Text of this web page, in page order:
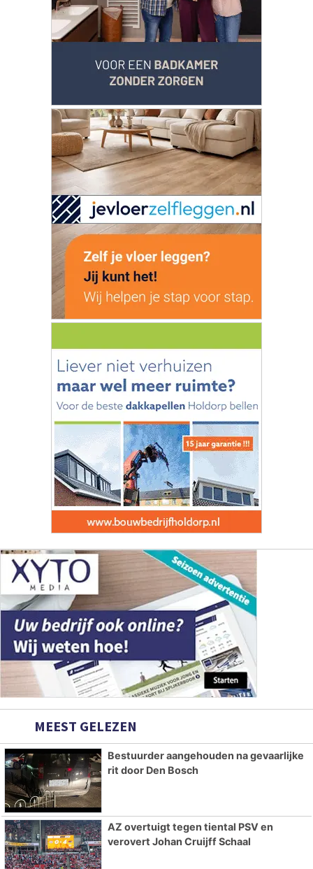
MEEST GELEZEN
Bestuurder aangehouden na gevaarlijke
rit door Den Bosch
AZ overtuigt tegen tiental PSV en
verovert Johan Cruijff Schaal